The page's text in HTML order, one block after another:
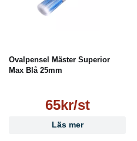
Ovalpensel Mäster Superior
Max Blå 25mm
65kr/st
Läs mer